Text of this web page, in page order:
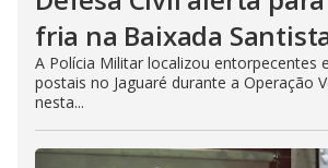
fria na Baixada
A Polícia Militar localizou entorpecentes
postais no Jaguaré durante a Operação
nesta...